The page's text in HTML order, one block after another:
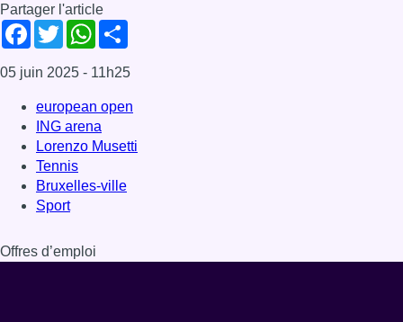
Partager l'article
Facebook
TwitterWhatsApp
05 juin 2025 - 11h25
european open
ING arena
Lorenzo Musetti
Tennis
Bruxelles-ville
Sport
Offres d’emploi